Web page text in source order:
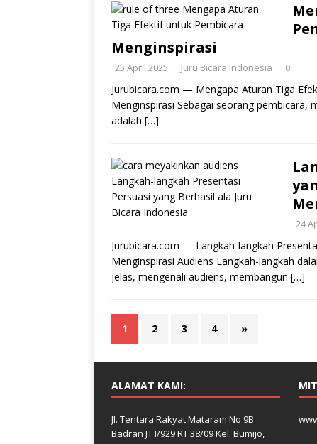
Menginspirasi
25 April 2025 Juru Bicara Indonesia 0
Jurubicara.com — Mengapa Aturan Tiga
Menginspirasi Sebagai seorang pembicara,
adalah […]
24
Jurubicara.com — Langkah-langkah
Menginspirasi Audiens Langkah-langkah
jelas, mengenali audiens, membangun […]
1 2 3 4 »
ALAMAT KAMI:
Jl. Tentara Rakyat Mataram No 9B
Badran JT I/929 RT 38/09 Kel. Bumijo,